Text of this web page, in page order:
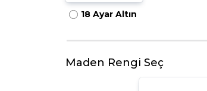
18 Ayar Altın
Maden Rengi Seç